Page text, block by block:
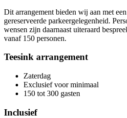
Dit arrangement bieden wij aan met
gereserveerde parkeer­gelegenheid.
wensen zijn daarnaast uiteraard
vanaf 150 personen.
Teesink arrangement
Zaterdag
Exclusief voor minimaal
150 tot 300 gasten
Inclusief